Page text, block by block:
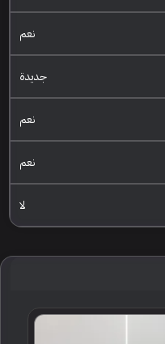
نعم
جديدة
نعم
نعم
لا